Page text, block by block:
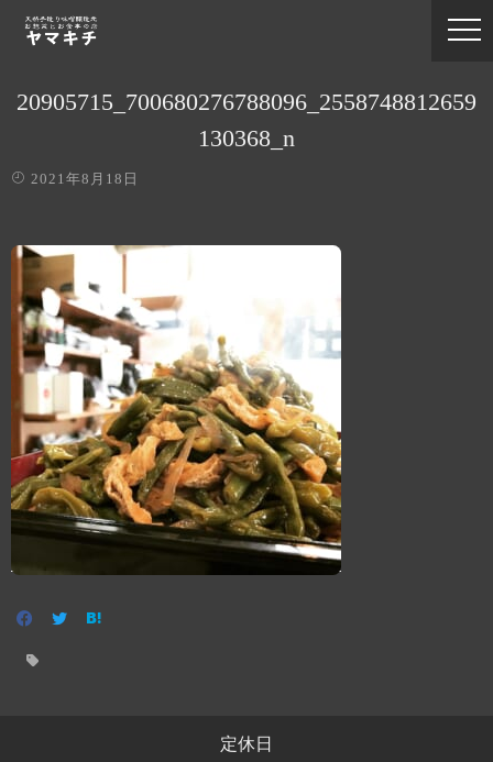
20905715_700680276788096_2558748812659
130368_n
2021年8月18日
定休日